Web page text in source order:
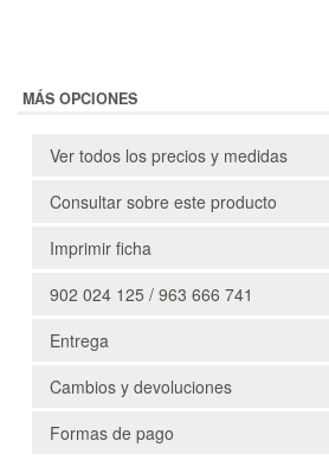
MÁS OPCIONES
Ver todos los precios y medidas
Consultar sobre este producto
Imprimir ficha
902 024 125 / 963 666 741
Entrega
Cambios y devoluciones
Formas de pago